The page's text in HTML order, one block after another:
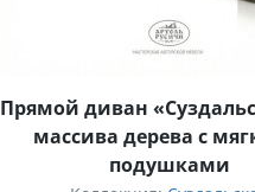
Прямой диван
массива дерева с
подушками